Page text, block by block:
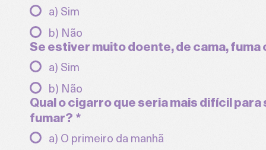
a) Sim
b) Não
Se estiver muito doente, de cama, fuma
a) Sim
b) Não
Qual o cigarro que seria mais difícil para
fumar? *
a) O primeiro da manhã